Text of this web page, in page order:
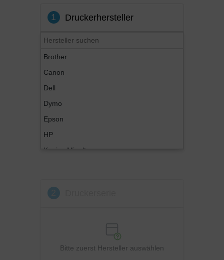
1 Druckerhersteller
Brother
Canon
Dell
Dymo
Epson
HP
Konica Minolta
OKI
Bitte zuerst Hersteller auswählen